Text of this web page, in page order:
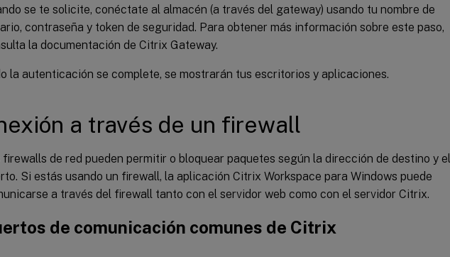
se te solicite, conéctate al almacén (a través del gateway) usando tu nombre de
contraseña y token de seguridad. Para obtener más información sobre este paso,
la documentación de Citrix Gateway.
la autenticación se complete, se mostrarán tus escritorios y aplicaciones.
a través de un firewall
firewalls de red pueden permitir o bloquear paquetes según la dirección de destino y el
Si estás usando un firewall, la aplicación Citrix Workspace para Windows puede
a través del firewall tanto con el servidor web como con el servidor Citrix.
de comunicación comunes de Citrix